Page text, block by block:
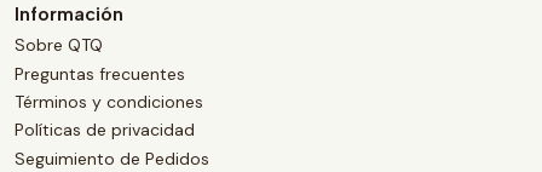
Información
Sobre QTQ
Preguntas frecuentes
Términos y condiciones
Políticas de privacidad
Seguimiento de Pedidos